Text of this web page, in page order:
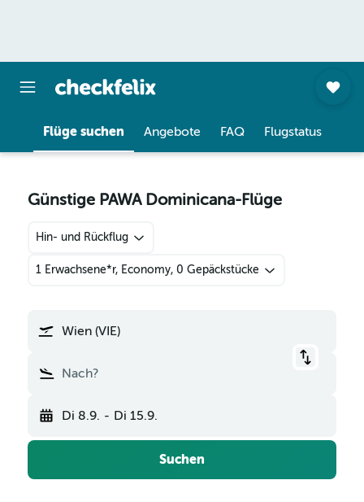
Flüge suchen Angebote FAQ Flugstatus
Günstige PAWA Dominicana-Flüge
Hin- und Rückflug
1 Erwachsene*r, Economy, 0 Gepäckstücke
Wien (VIE)
Nach?
Di 8.9. - Di 15.9.
Suchen